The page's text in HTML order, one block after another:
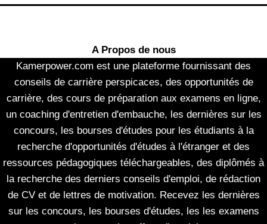
A Propos de nous
Kamerpower.com est une plateforme fournissant des
conseils de carrière perspicaces, des opportunités de
carrière, des cours de préparation aux examens en ligne,
un coaching d'entretien d'embauche, les dernières sur les
concours, les bourses d'études pour les étudiants à la
recherche d'opportunités d'études à l'étranger et des
ressources pédagogiques téléchargeables, des diplômés à
la recherche des derniers conseils d'emploi, de rédaction
de CV et de lettres de motivation. Recevez les dernières
sur les concours, les bourses d'études, les les examens